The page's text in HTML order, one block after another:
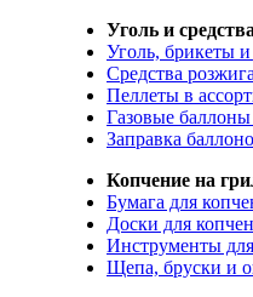
Уголь и
Уголь, брикеты и
Средства розжига
Пеллеты в
Газовые
Заправка
Копчение на
Бумага для
Доски для
Инструменты
Щепа, бруски и